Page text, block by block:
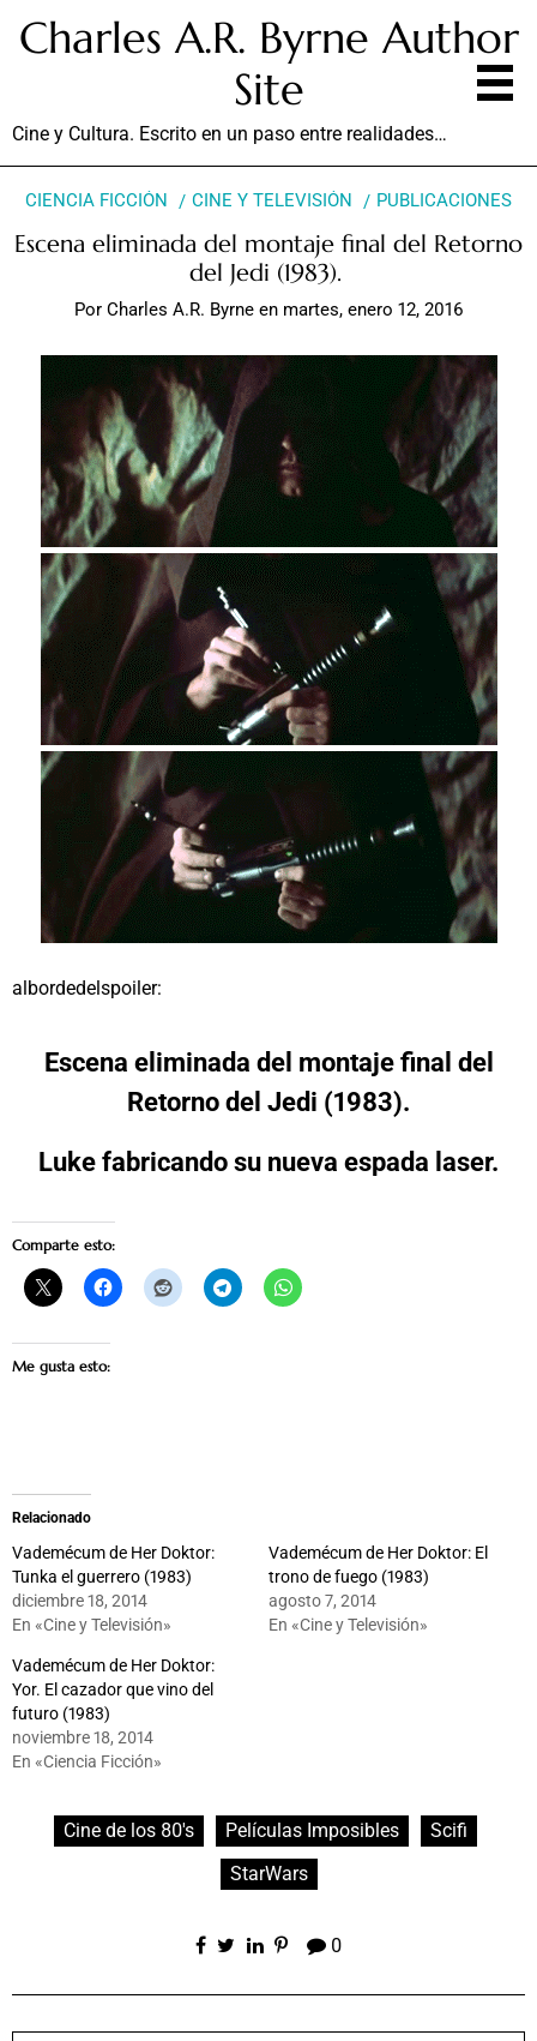
Charles A.R. Byrne Author
Site
Cine y Cultura. Escrito en un paso entre realidades…
CIENCIA FICCIÓN CINE Y TELEVISIÓN PUBLICACIONES
Escena eliminada del montaje final del Retorno
del Jedi (1983).
Por Charles A.R. Byrne en martes, enero 12, 2016
albordedelspoiler:
Escena eliminada del montaje final del
Retorno del Jedi (1983).
Luke fabricando su nueva espada laser.
Comparte esto:
Me gusta esto:
Relacionado
Vademécum de Her Doktor:
Tunka el guerrero (1983)
diciembre 18, 2014
En «Cine y Televisión»
Vademécum de Her Doktor: El
trono de fuego (1983)
agosto 7, 2014
En «Cine y Televisión»
Vademécum de Her Doktor:
Yor. El cazador que vino del
futuro (1983)
noviembre 18, 2014
En «Ciencia Ficción»
Cine de los 80's Películas Imposibles
Scifi
StarWars
0